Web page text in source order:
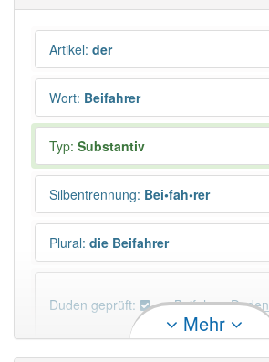
Artikel: der
Wort: Beifahrer
Typ: Substantiv
Silbentrennung: Bei•fah•rer
Plural: die Beifahrer
Duden geprüft: Beifahrer Duden
Mehr